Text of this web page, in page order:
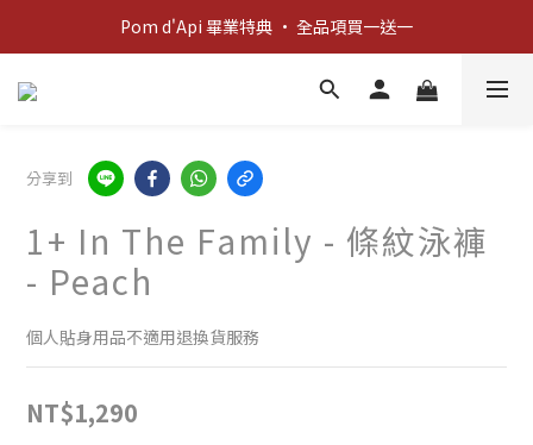
新客歡迎禮：輸入 "welcome10" 享首單九折！
Pom d'Api 畢業特典 · 全品項買一送一
新客歡迎禮：輸入 "welcome10" 享首單九折！
分享到
1+ In The Family - 條紋泳褲
- Peach
個人貼身用品不適用退換貨服務
NT$1,290